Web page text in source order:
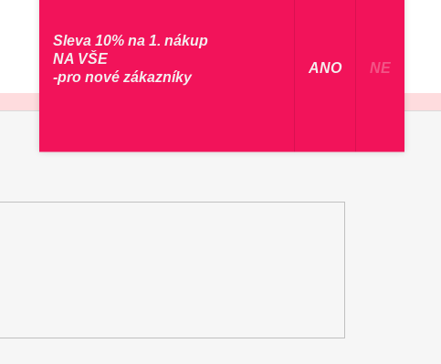
Sleva 10% na 1. nákup
NA VŠE
-pro nové zákazníky
​ ANO ​ NE